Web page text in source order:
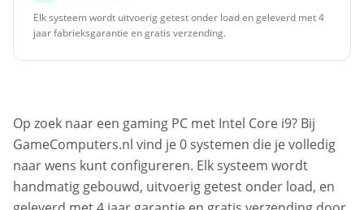
Elk systeem wordt uitvoerig getest onder load en geleverd met 4
jaar fabrieksgarantie en gratis verzending.
Op zoek naar een gaming PC met Intel Core i9? Bij
GameComputers.nl vind je 0 systemen die je volledig
naar wens kunt configureren. Elk systeem wordt
handmatig gebouwd, uitvoerig getest onder load, en